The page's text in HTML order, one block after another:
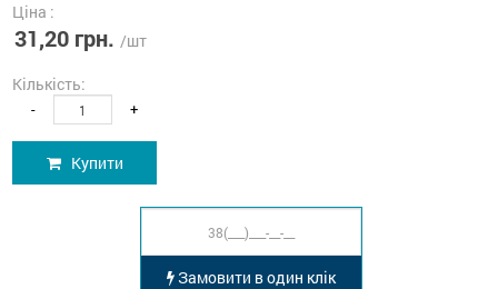
Ціна :
31,20 грн. /шт
Кількість:
- +
Купити
Замовити в один клік